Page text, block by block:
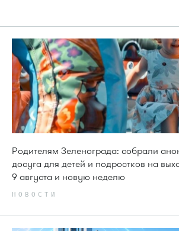
Родителям Зеленограда: собрали
досуга для детей и подростков на
9 августа и новую неделю
НОВОСТИ